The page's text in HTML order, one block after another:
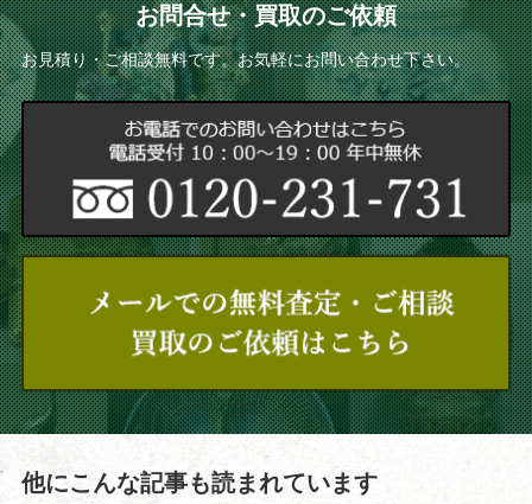
お問合せ・買取のご依頼
お見積り・ご相談無料です。お気軽にお問い合わせ下さい。
他にこんな記事も読まれています